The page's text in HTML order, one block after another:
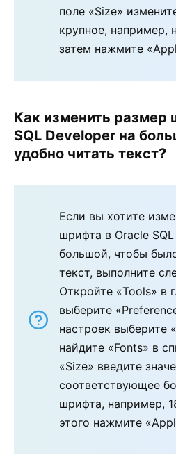
поле «Size»
крупное, например,
затем нажмите
Как изменить размер
SQL Developer на
удобно читать текст?
Если вы хотите
шрифта в Oracle
большой, чтобы
текст, выполните
Откройте «Tools» в
выберите
настроек выберите
найдите «Fonts» в
«Size» введите
соответствующее
шрифта, например,
этого нажмите